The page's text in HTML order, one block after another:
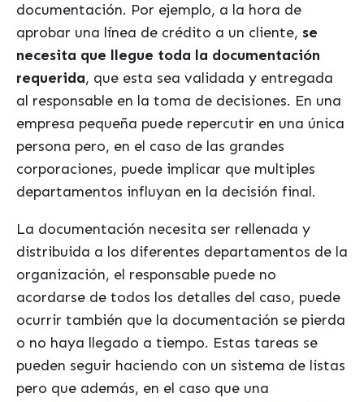
documentación. Por ejemplo, a la hora de
aprobar una línea de crédito a un cliente, se
necesita que llegue toda la documentación
requerida, que esta sea validada y entregada
al responsable en la toma de decisiones. En una
empresa pequeña puede repercutir en una única
persona pero, en el caso de las grandes
corporaciones, puede implicar que multiples
departamentos influyan en la decisión final.
La documentación necesita ser rellenada y
distribuida a los diferentes departamentos de la
organización, el responsable puede no
acordarse de todos los detalles del caso, puede
ocurrir también que la documentación se pierda
o no haya llegado a tiempo. Estas tareas se
pueden seguir haciendo con un sistema de listas
pero que además, en el caso que una